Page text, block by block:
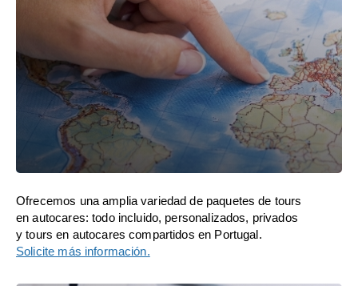
Ofrecemos una amplia variedad de paquetes de tours
en autocares: todo incluido, personalizados, privados
y tours en autocares compartidos en Portugal.
Solicite más información.